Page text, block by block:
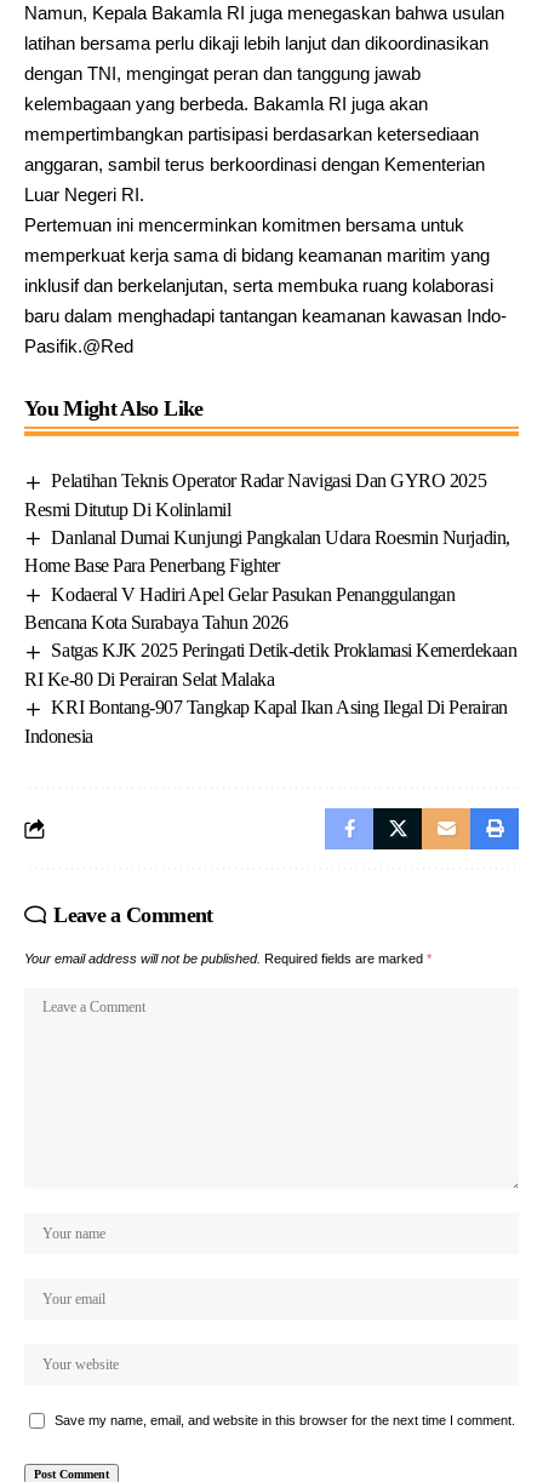
Namun, Kepala Bakamla RI juga menegaskan bahwa usulan
latihan bersama perlu dikaji lebih lanjut dan dikoordinasikan
dengan TNI, mengingat peran dan tanggung jawab
kelembagaan yang berbeda. Bakamla RI juga akan
mempertimbangkan partisipasi berdasarkan ketersediaan
anggaran, sambil terus berkoordinasi dengan Kementerian
Luar Negeri RI.
Pertemuan ini mencerminkan komitmen bersama untuk
memperkuat kerja sama di bidang keamanan maritim yang
inklusif dan berkelanjutan, serta membuka ruang kolaborasi
baru dalam menghadapi tantangan keamanan kawasan Indo-
Pasifik.@Red
You Might Also Like
Pelatihan Teknis Operator Radar Navigasi Dan GYRO 2025
Resmi Ditutup Di Kolinlamil
Danlanal Dumai Kunjungi Pangkalan Udara Roesmin Nurjadin,
Home Base Para Penerbang Fighter
Kodaeral V Hadiri Apel Gelar Pasukan Penanggulangan
Bencana Kota Surabaya Tahun 2026
Satgas KJK 2025 Peringati Detik-detik Proklamasi Kemerdekaan
RI Ke-80 Di Perairan Selat Malaka
KRI Bontang-907 Tangkap Kapal Ikan Asing Ilegal Di Perairan
Indonesia
Leave a Comment
Your email address will not be published. Required fields are marked *
Save my name, email, and website in this browser for the next time I comment.